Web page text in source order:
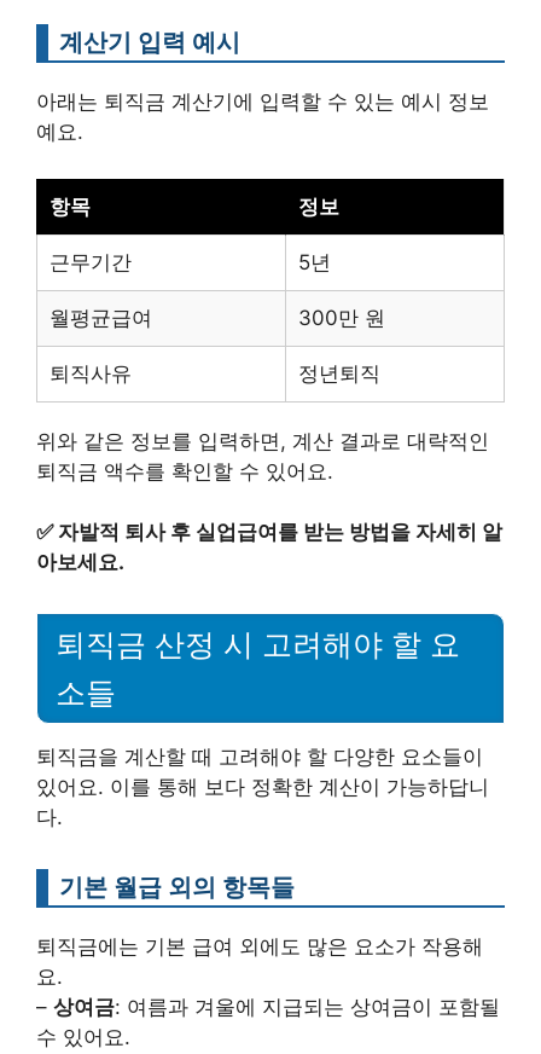
계산기 입력 예시
아래는 퇴직금 계산기에 입력할 수 있는 예시 정보
예요.
항목 정보
근무기간 5년
월평균급여 300만 원
퇴직사유 정년퇴직
위와 같은 정보를 입력하면, 계산 결과로 대략적인
퇴직금 액수를 확인할 수 있어요.
✅ 자발적 퇴사 후 실업급여를 받는 방법을 자세히 알
아보세요.
퇴직금 산정 시 고려해야 할 요
소들
퇴직금을 계산할 때 고려해야 할 다양한 요소들이
있어요. 이를 통해 보다 정확한 계산이 가능하답니
다.
기본 월급 외의 항목들
퇴직금에는 기본 급여 외에도 많은 요소가 작용해
요.
– 상여금: 여름과 겨울에 지급되는 상여금이 포함될
수 있어요.